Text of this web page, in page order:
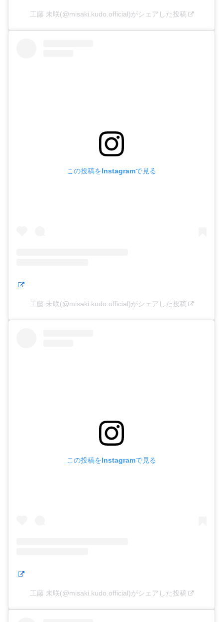
工藤 未咲(@misaki.kudo.official)がシェアした投稿
この投稿をInstagramで見る
工藤 未咲(@misaki.kudo.official)がシェアした投稿
この投稿をInstagramで見る
工藤 未咲(@misaki.kudo.official)がシェアした投稿